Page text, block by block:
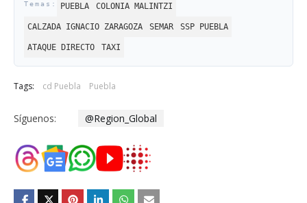
PUEBLA COLONIA MALINTZI
CALZADA IGNACIO ZARAGOZA SEMAR SSP PUEBLA
ATAQUE DIRECTO TAXI
Tags: cd Puebla Puebla
Síguenos: @Region_Global